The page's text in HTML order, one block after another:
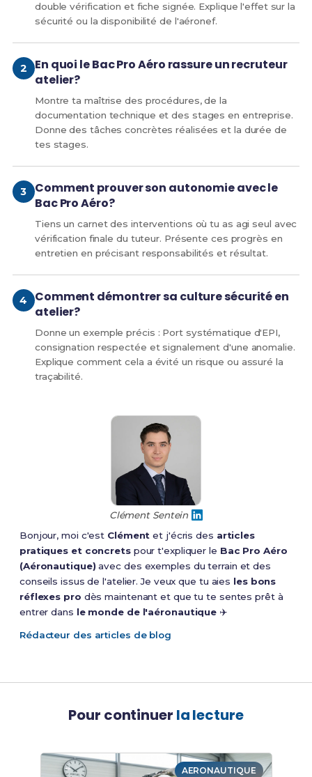
double vérification et fiche signée. Explique l'effet sur la
sécurité ou la disponibilité de l'aéronef.
En quoi le Bac Pro Aéro rassure un recruteur
atelier?
Montre ta maîtrise des procédures, de la
documentation technique et des stages en entreprise.
Donne des tâches concrètes réalisées et la durée de
tes stages.
Comment prouver son autonomie avec le
Bac Pro Aéro?
Tiens un carnet des interventions où tu as agi seul avec
vérification finale du tuteur. Présente ces progrès en
entretien en précisant responsabilités et résultat.
Comment démontrer sa culture sécurité en
atelier?
Donne un exemple précis : Port systématique d'EPI,
consignation respectée et signalement d'une anomalie.
Explique comment cela a évité un risque ou assuré la
traçabilité.
Clément Sentein
Bonjour, moi c'est Clément et j'écris des articles
pratiques et concretspour t'expliquer le Bac Pro Aéro
(Aéronautique) avec des exemples du terrain et des
conseils issus de l'atelier. Je veux que tu aies les bons
réflexes pro dès maintenant et que tu te sentes prêt à
entrer dans le monde de l'aéronautique ✈️
Rédacteur des articles de blog
Pour continuer la lecture
AERONAUTIQUE